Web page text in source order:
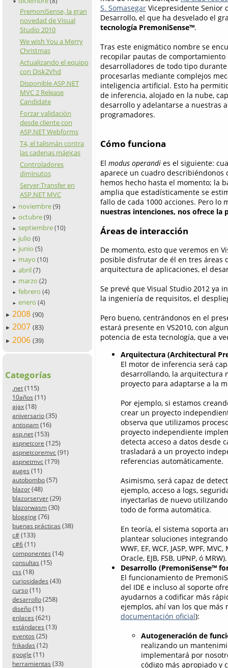
▼
PremoniSense, la gran
novedad de Visual
Studio 2010
We wish You a Merry
Christmas
Actualizando el equipo
con Disk2Vhd
Disponible ASP.NET
MVC 2 Release
Candidate
Forzar validación
desde cliente con
ASP.NET Webforms
T4, el talismán contra
las cadenas mágicas
Controladores
diminutos
Server.Transfer en
ASP.NET MVC
► noviembre (9)
► octubre (9)
► septiembre (10)
► julio (6)
► junio (5)
► mayo (10)
► abril (7)
► marzo (2)
► febrero (4)
► enero (4)
► 2008 (90)
► 2007 (83)
► 2006 (39)
Categorías
.net (115)
10años (11)
ajax (18)
aniversario (35)
antispam (16)
asp.net (153)
aspnetcore (125)
aspnetcoremvc (91)
aspnetmvc (179)
auges (11)
autobombo (57)
blazor (48)
blazorserver (29)
blazorwasm (30)
blogging (76)
buenas prácticas (38)
c# (133)
c#6 (11)
componentes (14)
consultas (15)
css (18)
curiosidades (43)
curso (11)
desarrollo (258)
diseño (11)
enlaces (621)
estándares (13)
eventos (25)
frikadas (12)
google (11)
herramientas (33)
S. Somasegar Vicepresidente Senior
Desarrollo, el que ha desvelado el
tecnología PremoniSense™.
Tras este enigmático nombre se
recopilar pautas de comportamiento
desarrolladores de todo tipo
procesarlas mediante complejos
inteligencia artificial. Esto ha
de inferencia, alojado en la nube,
desarrollo y adelantarse a nuestras
programadores.
Cómo funciona
El modus operandi es el siguiente:
aparece un cuadro describiéndonos
hemos hecho hasta el momento; la
amplia que estadísticamente se
fallo de cada 1000 acciones. Pero
nuestras intenciones, nos ofrece
Áreas de interacción
De momento, esto que veremos en
posible disfrutar de él en tres áreas
arquitectura de aplicaciones, el
Se prevé que Visual Studio 2012 ya
la ingeniería de requisitos, el
Pero bueno, centrándonos en el
estará presente en VS2010, con
potencia de esta tecnología, que a
Arquitectura (Architectural
El motor de inferencia será
desarrollando, la arquitectura
proyecto para adaptarse a la
Por ejemplo, si estamos
crear un proyecto
observa que utilizamos
proyecto independiente
detecta acceso a datos desde
trasladará a un proyecto
referencias automáticamente.
Asimismo, será capaz de
ejemplo, acceso a logs,
inyectarlas de nuevo
todo de forma automática.
En teoría, el sistema soporta
plantear soluciones
WWF, EF, WCF, JASP, WPF,
Oracle, EJB, FSB, UPNP, ó MRW).
Desarrollo (PremoniSense™
El funcionamiento de
del IDE e incluso al soporte
ayudarnos a codificar más
ejemplos, ahí van los que
documentación oficial):
Autogeneración de
realizando un
implementará por
código más apropiado y